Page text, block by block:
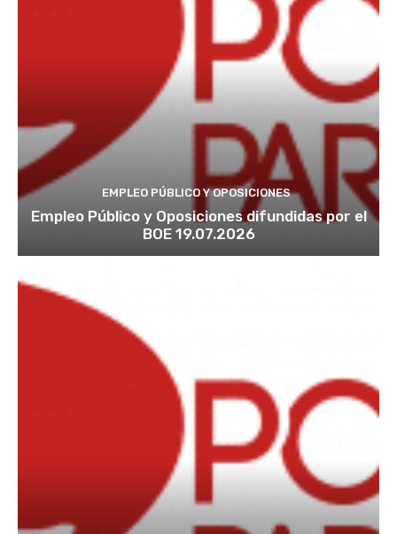
EMPLEO PÚBLICO Y OPOSICIONES
Empleo Público y Oposiciones difundidas por el
BOE 19.07.2026